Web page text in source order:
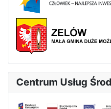
Centrum Usług